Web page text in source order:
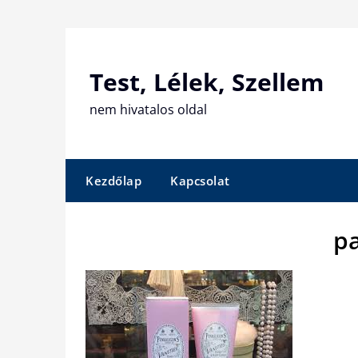
Test, Lélek, Szellem
nem hivatalos oldal
Kezdőlap Kapcsolat